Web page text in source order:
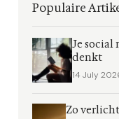
Populaire
Je social
denkt
14 July
Zo